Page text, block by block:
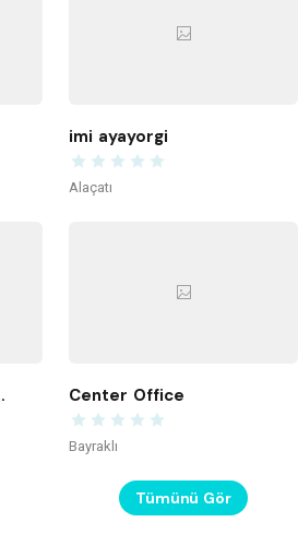
imi ayayorgi
Alaçatı
Merkezi Center Office
Bayraklı
Tümünü Gör